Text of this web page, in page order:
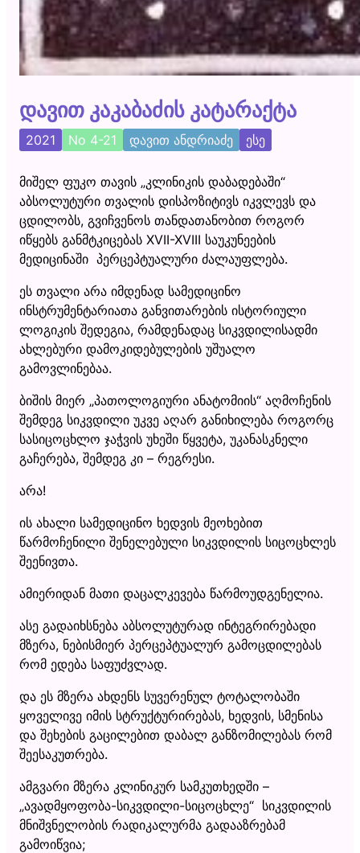
დავით კაკაბაძის კატარაქტა
2021 No 4-21 დავით ანდრიაძე ესე
მიშელ ფუკო თავის „კლინიკის დაბადებაში“
აბსოლუტური თვალის დისპოზიტივს იკვლევს და
ცდილობს, გვიჩვენოს თანდათანობით როგორ
იწყებს განმტკიცებას XVII-XVIII საუკუნეების
მედიცინაში პერცეპტუალური ძალაუფლება.
ეს თვალი არა იმდენად სამედიცინო
ინსტრუმენტარიათა განვითარების ისტორიული
ლოგიკის შედეგია, რამდენადაც სიკვდილისადმი
ახლებური დამოკიდებულების უშუალო
გამოვლინებაა.
ბიშის მიერ „პათოლოგიური ანატომიის“ აღმოჩენის
შემდეგ სიკვდილი უკვე აღარ განიხილება როგორც
სასიცოცხლო ჯაჭვის უხეში წყვეტა, უკანასკნელი
გაჩერება, შემდეგ კი – რეგრესი.
არა!
ის ახალი სამედიცინო ხედვის მეოხებით
წარმოჩენილი შენელებული სიკვდილის სიცოცხლეს
შეენივთა.
ამიერიდან მათი დაცალკევება წარმოუდგენელია.
ასე გადაიხსნება აბსოლუტურად ინტეგრირებადი
მზერა, ნებისმიერ პერცეპტუალურ გამოცდილებას
რომ ედება საფუძვლად.
და ეს მზერა ახდენს სუვერენულ ტოტალობაში
ყოველივე იმის სტრუქტურირებას, ხედვის, სმენისა
და შეხების გაცილებით დაბალ განზომილებას რომ
შეესაკუთრება.
ამგვარი მზერა კლინიკურ სამკუთხედში –
„ავადმყოფობა-სიკვდილი-სიცოცხლე“ სიკვდილის
მნიშვნელობის რადიკალურმა გადააზრებამ
გამოიწვია;